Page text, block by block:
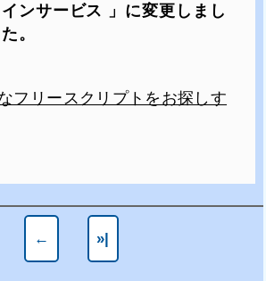
インサービス 」に変更しまし
た。
フリースクリプトをお探しす